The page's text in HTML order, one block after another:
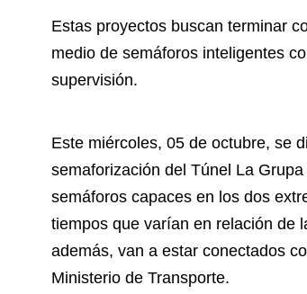
Estas proyectos buscan terminar
medio de semáforos inteligentes
supervisión.
Este miércoles, 05 de octubre, se
semaforización del Túnel La
semáforos capaces en los dos
tiempos que varían en relación de
además, van a estar conectados
Ministerio de Transporte.